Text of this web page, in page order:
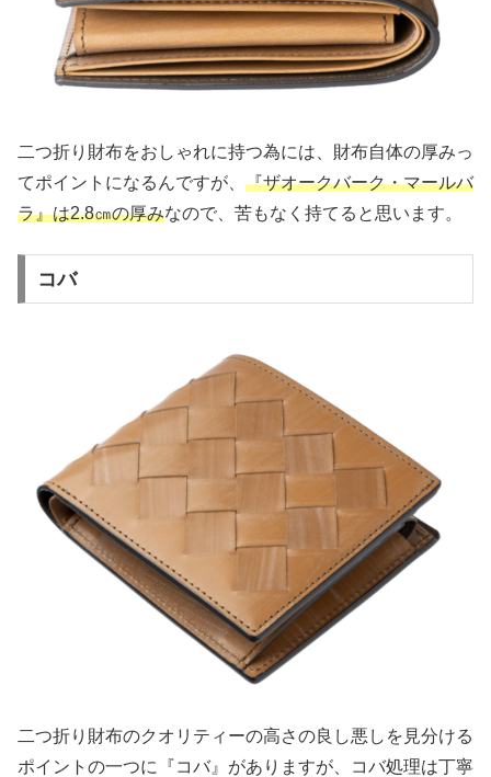
二つ折り財布をおしゃれに持つ為には、財布自体の厚みっ
てポイントになるんですが、 『ザオークバーク・マールバ
ラ』は2.8㎝の厚みなので、苦もなく持てると思います。
コバ
二つ折り財布のクオリティーの高さの良し悪しを見分ける
ポイントの一つに『コバ』がありますが、コバ処理は丁寧